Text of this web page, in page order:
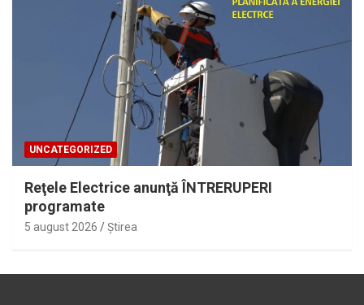
UNCATEGORIZED
Reţele Electrice anunţă ÎNTRERUPERI
programate
5 august 2026 Ştirea